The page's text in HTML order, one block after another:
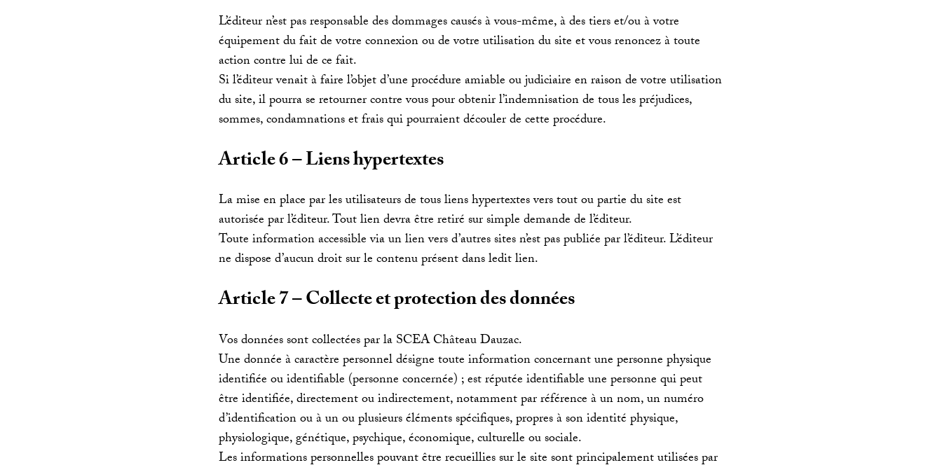
L’éditeur n’est pas responsable des dommages causés à vous-même, à des tiers et/ou à votre
équipement du fait de votre connexion ou de votre utilisation du site et vous renoncez à toute
action contre lui de ce fait.
Si l’éditeur venait à faire l’objet d’une procédure amiable ou judiciaire en raison de votre utilisation
du site, il pourra se retourner contre vous pour obtenir l’indemnisation de tous les préjudices,
sommes, condamnations et frais qui pourraient découler de cette procédure.
Article 6 – Liens hypertextes
La mise en place par les utilisateurs de tous liens hypertextes vers tout ou partie du site est
autorisée par l’éditeur. Tout lien devra être retiré sur simple demande de l’éditeur.
Toute information accessible via un lien vers d’autres sites n’est pas publiée par l’éditeur. L’éditeur
ne dispose d’aucun droit sur le contenu présent dans ledit lien.
Article 7 – Collecte et protection des données
Vos données sont collectées par la SCEA Château Dauzac.
Une donnée à caractère personnel désigne toute information concernant une personne physique
identifiée ou identifiable (personne concernée) ; est réputée identifiable une personne qui peut
être identifiée, directement ou indirectement, notamment par référence à un nom, un numéro
d’identification ou à un ou plusieurs éléments spécifiques, propres à son identité physique,
physiologique, génétique, psychique, économique, culturelle ou sociale.
Les informations personnelles pouvant être recueillies sur le site sont principalement utilisées par